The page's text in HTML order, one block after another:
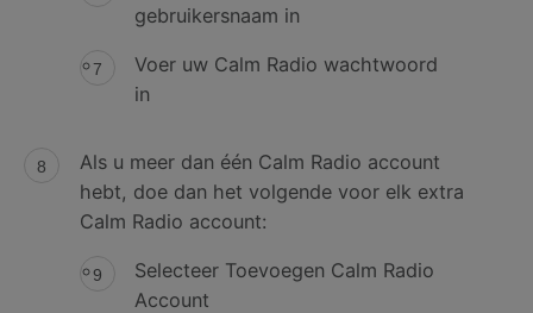
gebruikersnaam in
Voer uw Calm Radio wachtwoord
in
Als u meer dan één Calm Radio account
hebt, doe dan het volgende voor elk extra
Calm Radio account:
Selecteer Toevoegen Calm Radio
Account